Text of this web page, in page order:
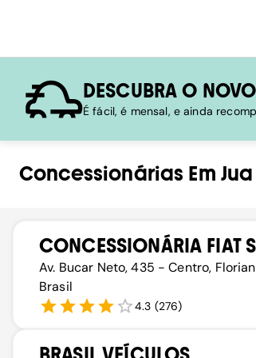
DESCUBRA O
É fácil, é mensal, e ainda
Concessionárias Em Jua
CONCESSIONÁRIA FIAT
Av. Bucar Neto, 435 - Centro,
Brasil
4.3 (276)